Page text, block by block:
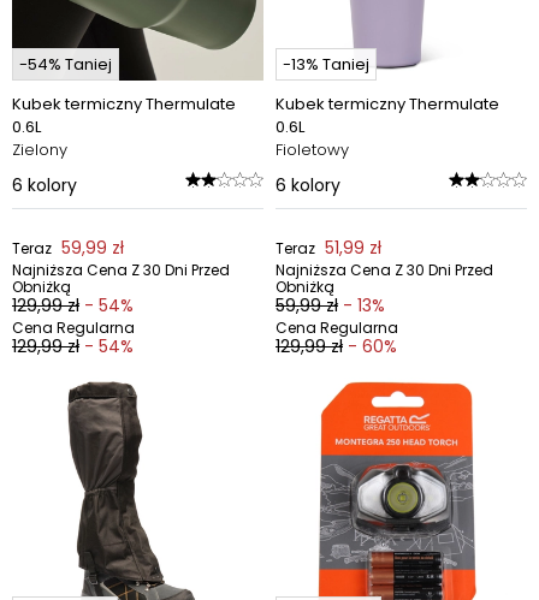
-54% Taniej
Kubek termiczny Thermulate
0.6L
Zielony
6 kolory
Teraz 59,99 zł
Najniższa Cena Z 30 Dni Przed
Obniżką
129,99 zł - 54%
Cena Regularna
129,99 zł - 54%
-13% Taniej
Kubek termiczny Thermulate
0.6L
Fioletowy
6 kolory
Teraz 51,99 zł
Najniższa Cena Z 30 Dni Przed
Obniżką
59,99 zł - 13%
Cena Regularna
129,99 zł - 60%